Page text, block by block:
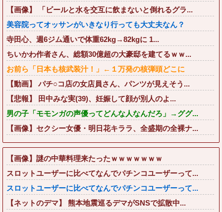
【画像】 「ビールと水を交互に飲まないと倒れるグラ...
美容院ってオッサンがいきなり行っても大丈夫なん？
寺田心、週6ジム通いで体重62kg→82kgに 1...
ちいかわ作者さん、総額30億超の大豪邸を建てるｗｗ...
お前ら「日本も核武装汁！」←１万発の核弾頭どこに
【動画】 パチ○コ店の女店員さん、パンツが見えそう...
【悲報】 田中みな実(39)、妊娠して顔が別人のよ...
男の子「モモンガの声優ってどんな人なんだろ」→ググ...
【画像】セクシー女優・明日花キララ、全盛期の全裸ナ...
【画像】謎の中華料理来たったｗｗｗｗｗｗｗ
スロットユーザーに比べてなんでパチンコユーザーって...
スロットユーザーに比べてなんでパチンコユーザーって...
【ネットのデマ】 熊本地震巡るデマがSNSで拡散中...